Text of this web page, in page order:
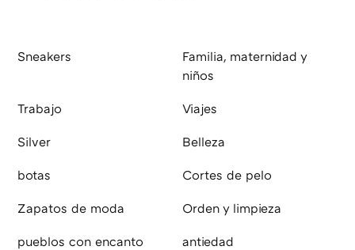
Sneakers
Familia, maternidad y
niños
Trabajo Viajes
Silver Belleza
botas Cortes de pelo
Zapatos de moda Orden y limpieza
pueblos con encanto antiedad